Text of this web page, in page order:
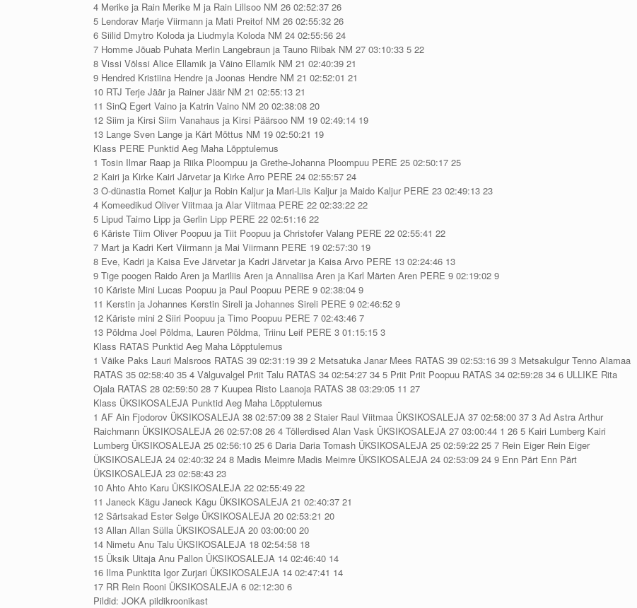
4 Merike ja Rain Merike M ja Rain Lillsoo NM 26 02:52:37 26
5 Lendorav Marje Viirmann ja Mati Preitof NM 26 02:55:32 26
6 Siilid Dmytro Koloda ja Liudmyla Koloda NM 24 02:55:56 24
7 Homme Jõuab Puhata Merlin Langebraun ja Tauno Riibak NM 27 03:10:33 5 22
8 Vissi Võlssi Alice Ellamik ja Väino Ellamik NM 21 02:40:39 21
9 Hendred Kristiina Hendre ja Joonas Hendre NM 21 02:52:01 21
10 RTJ Terje Jäär ja Rainer Jäär NM 21 02:55:13 21
11 SinQ Egert Vaino ja Katrin Vaino NM 20 02:38:08 20
12 Siim ja Kirsi Siim Vanahaus ja Kirsi Päärsoo NM 19 02:49:14 19
13 Lange Sven Lange ja Kärt Mõttus NM 19 02:50:21 19
Klass PERE Punktid Aeg Maha Lõpptulemus
1 Tosin Ilmar Raap ja Riika Ploompuu ja Grethe-Johanna Ploompuu PERE 25 02:50:17 25
2 Kairi ja Kirke Kairi Järvetar ja Kirke Arro PERE 24 02:55:57 24
3 O-dünastia Romet Kaljur ja Robin Kaljur ja Mari-Liis Kaljur ja Maido Kaljur PERE 23 02:49:13 23
4 Komeedikud Oliver Viitmaa ja Alar Viitmaa PERE 22 02:33:22 22
5 Lipud Taimo Lipp ja Gerlin Lipp PERE 22 02:51:16 22
6 Käriste Tiim Oliver Poopuu ja Tiit Poopuu ja Christofer Valang PERE 22 02:55:41 22
7 Mart ja Kadri Kert Viirmann ja Mai Viirmann PERE 19 02:57:30 19
8 Eve, Kadri ja Kaisa Eve Järvetar ja Kadri Järvetar ja Kaisa Arvo PERE 13 02:24:46 13
9 Tige poogen Raido Aren ja Mariliis Aren ja Annaliisa Aren ja Karl Märten Aren PERE 9 02:19:02 9
10 Käriste Mini Lucas Poopuu ja Paul Poopuu PERE 9 02:38:04 9
11 Kerstin ja Johannes Kerstin Sireli ja Johannes Sireli PERE 9 02:46:52 9
12 Käriste mini 2 Siiri Poopuu ja Timo Poopuu PERE 7 02:43:46 7
13 Põldma Joel Põldma, Lauren Põldma, Triinu Leif PERE 3 01:15:15 3
Klass RATAS Punktid Aeg Maha Lõpptulemus
1 Väike Paks Lauri Malsroos RATAS 39 02:31:19 39 2 Metsatuka Janar Mees RATAS 39 02:53:16 39 3 Metsakulgur Tenno Alamaa
RATAS 35 02:58:40 35 4 Välguvalgel Priit Talu RATAS 34 02:54:27 34 5 Priit Priit Poopuu RATAS 34 02:59:28 34 6 ULLIKE Rita
Ojala RATAS 28 02:59:50 28 7 Kuupea Risto Laanoja RATAS 38 03:29:05 11 27
Klass ÜKSIKOSALEJA Punktid Aeg Maha Lõpptulemus
1 AF Ain Fjodorov ÜKSIKOSALEJA 38 02:57:09 38 2 Staier Raul Viitmaa ÜKSIKOSALEJA 37 02:58:00 37 3 Ad Astra Arthur
Raichmann ÜKSIKOSALEJA 26 02:57:08 26 4 Töllerdised Alan Vask ÜKSIKOSALEJA 27 03:00:44 1 26 5 Kairi Lumberg Kairi
Lumberg ÜKSIKOSALEJA 25 02:56:10 25 6 Daria Daria Tomash ÜKSIKOSALEJA 25 02:59:22 25 7 Rein Eiger Rein Eiger
ÜKSIKOSALEJA 24 02:40:32 24 8 Madis Meimre Madis Meimre ÜKSIKOSALEJA 24 02:53:09 24 9 Enn Pärt Enn Pärt
ÜKSIKOSALEJA 23 02:58:43 23
10 Ahto Ahto Karu ÜKSIKOSALEJA 22 02:55:49 22
11 Janeck Kägu Janeck Kägu ÜKSIKOSALEJA 21 02:40:37 21
12 Särtsakad Ester Selge ÜKSIKOSALEJA 20 02:53:21 20
13 Allan Allan Sülla ÜKSIKOSALEJA 20 03:00:00 20
14 Nimetu Anu Talu ÜKSIKOSALEJA 18 02:54:58 18
15 Üksik Uitaja Anu Pallon ÜKSIKOSALEJA 14 02:46:40 14
16 Ilma Punktita Igor Zurjari ÜKSIKOSALEJA 14 02:47:41 14
17 RR Rein Rooni ÜKSIKOSALEJA 6 02:12:30 6
Pildid: JOKA pildikroonikast